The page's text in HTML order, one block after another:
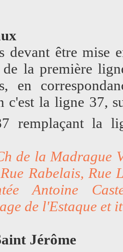
devant être mise
la première
en
c'est la ligne 37,
remplaçant la
de la Madrague
Rabelais, Rue
Antoine
de l'Estaque et
Jérôme